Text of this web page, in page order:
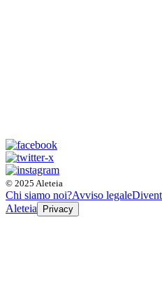
© 2025 Aleteia
Chi siamo noi?Avviso legale
Aleteia
Privacy